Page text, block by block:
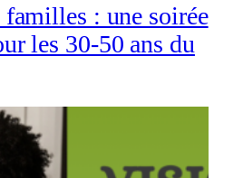
familles : une soirée
les 30-50 ans du